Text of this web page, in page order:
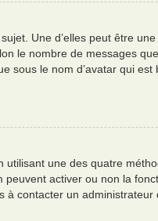
Une d’elles peut être
le nombre de messages
sous le nom d’avatar qui
une des quatre
activer ou non la
à contacter un administrateur